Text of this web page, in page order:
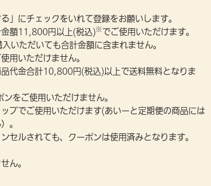
」にチェックをいれて登録をお願いします。
金額11,800円以上(税込)※ でご使用いただけます。
いただいても合計金額に含まれません。
用いただけません。
品代金合計10,800円(税込)以上で送料無料となりま
をご使用いただけません。
プでご使用いただけます(あいーと定期便の商品には
。
セルされても、クーポンは使用済みとなります。
ん。